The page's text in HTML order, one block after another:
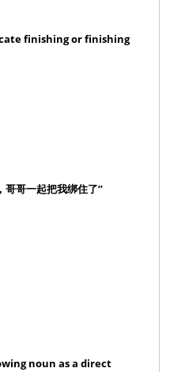
finishing or finishing
哥哥一起把我绑住了”
noun as a direct